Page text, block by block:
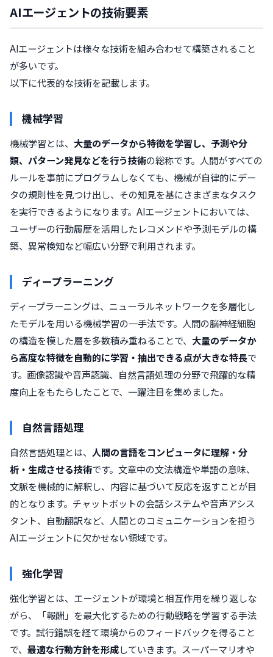
AIエージェントの技術要素
AIエージェントは様々な技術を組み合わせて構築されること
が多いです。
以下に代表的な技術を記載します。
機械学習
機械学習とは、 大量のデータから特徴を学習し、予測や分
類、パターン発見などを行う技術の総称です。人間がすべての
ルールを事前にプログラムしなくても、機械が自律的にデー
タの規則性を見つけ出し、その知見を基にさまざまなタスク
を実行できるようになります。AIエージェントにおいては、
ユーザーの行動履歴を活用したレコメンドや予測モデルの構
築、異常検知など幅広い分野で利用されます。
ディープラーニング
ディープラーニングは、ニューラルネットワークを多層化し
たモデルを用いる機械学習の一手法です。人間の脳神経細胞
の構造を模した層を多数積み重ねることで、 大量のデータか
ら高度な特徴を自動的に学習・抽出できる点が大きな特長で
す。画像認識や音声認識、自然言語処理の分野で飛躍的な精
度向上をもたらしたことで、一躍注目を集めました。
自然言語処理
自然言語処理とは、 人間の言語をコンピュータに理解・分
析・生成させる技術です。文章中の文法構造や単語の意味、
文脈を機械的に解釈し、内容に基づいて反応を返すことが目
的となります。チャットボットの会話システムや音声アシス
タント、自動翻訳など、人間とのコミュニケーションを担う
AIエージェントに欠かせない領域です。
強化学習
強化学習とは、エージェントが環境と相互作用を繰り返しな
がら、「報酬」を最大化するための行動戦略を学習する手法
です。試行錯誤を経て環境からのフィードバックを得ること
で、 最適な行動方針を形成していきます。スーパーマリオや